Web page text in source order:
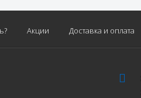
Акции Доставка и оплата